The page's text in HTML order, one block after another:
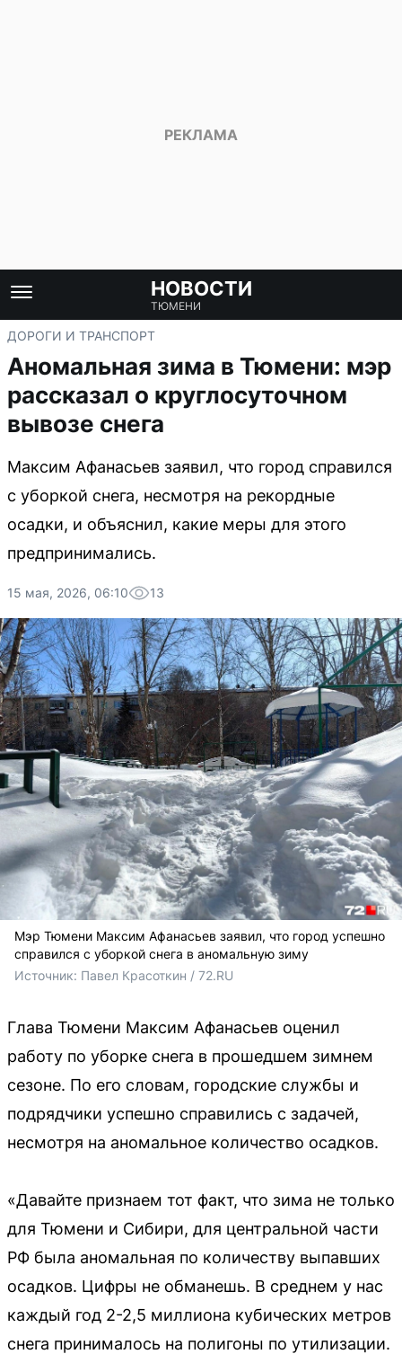
НОВОСТИ
ТЮМЕНИ
ДОРОГИ И ТРАНСПОРТ
Аномальная зима в Тюмени: мэр
рассказал о круглосуточном
вывозе снега
Максим Афанасьев заявил, что город справился
с уборкой снега, несмотря на рекордные
осадки, и объяснил, какие меры для этого
предпринимались.
15 мая, 2026, 06:10 13
Мэр Тюмени Максим Афанасьев заявил, что город успешно
справился с уборкой снега в аномальную зиму
Источник: Павел Красоткин / 72.RU
Глава Тюмени Максим Афанасьев оценил
работу по уборке снега в прошедшем зимнем
сезоне. По его словам, городские службы и
подрядчики успешно справились с задачей,
несмотря на аномальное количество осадков.
«Давайте признаем тот факт, что зима не только
для Тюмени и Сибири, для центральной части
РФ была аномальная по количеству выпавших
осадков. Цифры не обманешь. В среднем у нас
каждый год 2-2,5 миллиона кубических метров
снега принималось на полигоны по утилизации.